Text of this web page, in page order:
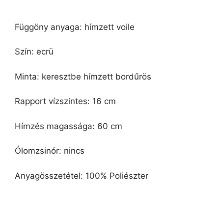
Függöny anyaga: hímzett voile
Szín: ecrü
Minta: keresztbe hímzett bordűrös
Rapport vízszintes: 16 cm
Hímzés magassága: 60 cm
Ólomzsinór: nincs
Anyagösszetétel: 100% Poliészter